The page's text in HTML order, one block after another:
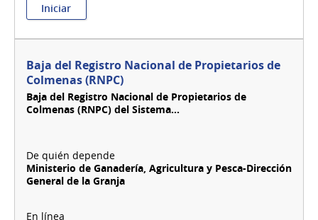
Iniciar:
Baja
blindados
DI.GE.F.E.
Baja del Registro Nacional de Propietarios de
Colmenas (RNPC)
Baja del Registro Nacional de Propietarios de
Colmenas (RNPC) del Sistema...
Ministerio de Ganadería, Agricultura y Pesca-Dirección
General de la Granja